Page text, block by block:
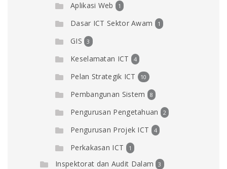
Aplikasi Web 1
Dasar ICT Sektor Awam 1
GIS 3
Keselamatan ICT 4
Pelan Strategik ICT 10
Pembangunan Sistem 8
Pengurusan Pengetahuan 2
Pengurusan Projek ICT 4
Perkakasan ICT 1
Inspektorat dan Audit Dalam 3